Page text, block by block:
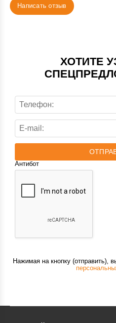
Написать отзыв
ХОТИТЕ
Антибот
Нажимая на кнопку (отправить),